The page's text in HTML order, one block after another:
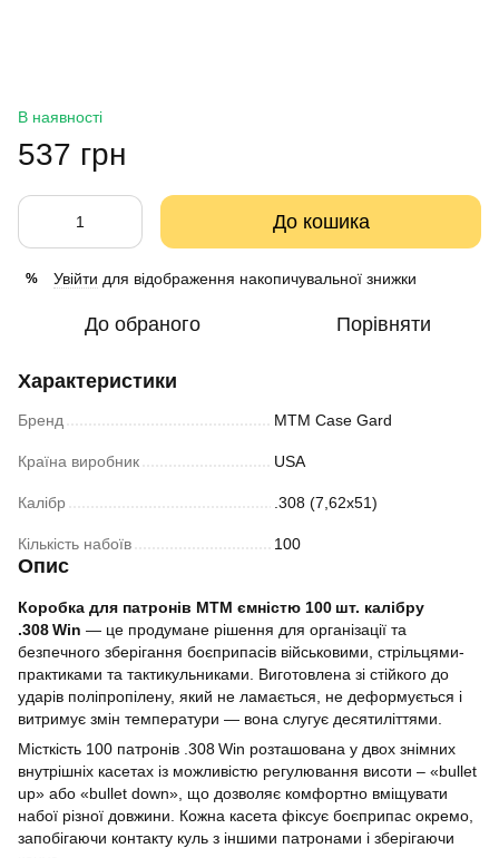
В наявності
537 грн
До кошика
% Увійти для відображення накопичувальної знижки
До обраного Порівняти
Характеристики
Бренд MTM Case Gard
Країна виробник USA
Калібр .308 (7,62х51)
Кількість набоїв 100
Опис
Коробка для патронів MTM ємністю 100 шт. калібру
.308 Win — це продумане рішення для організації та
безпечного зберігання боєприпасів військовими, стрільцями-
практиками та тактикульниками. Виготовлена зі стійкого до
ударів поліпропілену, який не ламається, не деформується і
витримує змін температури — вона слугує десятиліттями.
Місткість 100 патронів .308 Win розташована у двох знімних
внутрішніх касетах із можливістю регулювання висоти – «bullet
up» або «bullet down», що дозволяє комфортно вміщувати
набої різної довжини. Кожна касета фіксує боєприпас окремо,
запобігаючи контакту куль з іншими патронами і зберігаючи